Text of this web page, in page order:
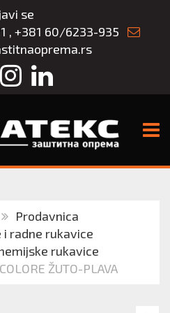
se
, +381 60/6233-935
FacebookInstagram
LinkedIn
Prodavnica
i radne rukavice
rukavice
ŽUTO-PLAVA